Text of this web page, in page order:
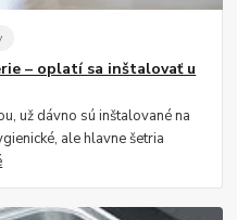
– oplatí sa inštalovať u
už dávno sú inštalované na
ale hlavne šetria